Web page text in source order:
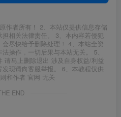
作者所有！ 2、本站仅提供信息存储
相关法律责任。 3、本内容若侵犯
尽快给予删除处理！ 4、本站全资
操作，一切后果与本站无关。 5、
请马上删除退出 涉及自身权益/利益
现请向客服举报。 6、本教程仅供
和作者 官网 无关
END